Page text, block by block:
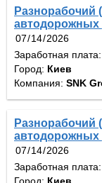
Разнорабочий
автодорожных
Заработная плата:
Город: Киев
Компания: SNK
Разнорабочий
автодорожных
Заработная плата: